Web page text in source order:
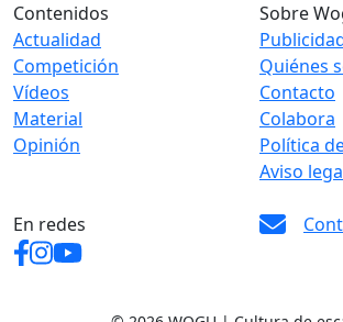
Contenidos
Actualidad
Competición
Vídeos
Material
Opinión
Sobre
Quiénes
Contacto
Colabora
Política
Aviso
En redes